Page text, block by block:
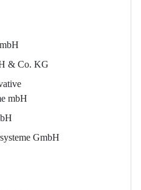
& Co. KG
mbH
GmbH